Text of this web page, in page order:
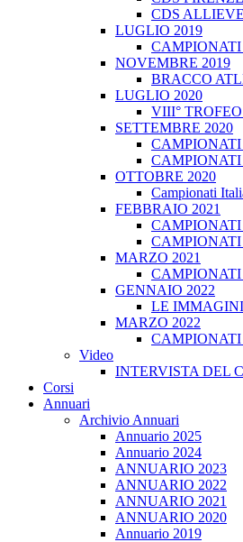
CDS
LUGLIO 2019
NOVEMBRE 2019
BRACCO
LUGLIO 2020
VIII°
SETTEMBRE 2020
CAMPIONATI
OTTOBRE 2020
Campionati
FEBBRAIO 2021
CAMPIONATI
MARZO 2021
GENNAIO 2022
LE
MARZO 2022
Video
INTERVISTA DEL
Corsi
Annuari
Archivio Annuari
Annuario 2025
Annuario 2024
ANNUARIO 2023
ANNUARIO 2022
ANNUARIO 2021
ANNUARIO 2020
Annuario 2019